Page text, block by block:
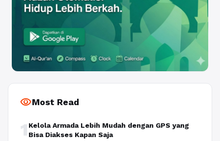
visibilityMost Read
1 Kelola Armada Lebih Mudah dengan GPS yang
Bisa Diakses Kapan Saja